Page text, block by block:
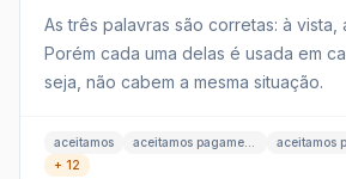
As três palavras são corretas: à vista,
Porém cada uma delas é usada em
seja, não cabem a mesma situação.
aceitamos
+ 12